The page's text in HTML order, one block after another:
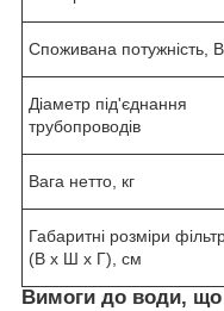
Споживана потужність,
Діаметр під'єднання
трубопроводів
Вага нетто, кг
Габаритні розміри
(В х Ш х Г), см
Вимоги до води, що